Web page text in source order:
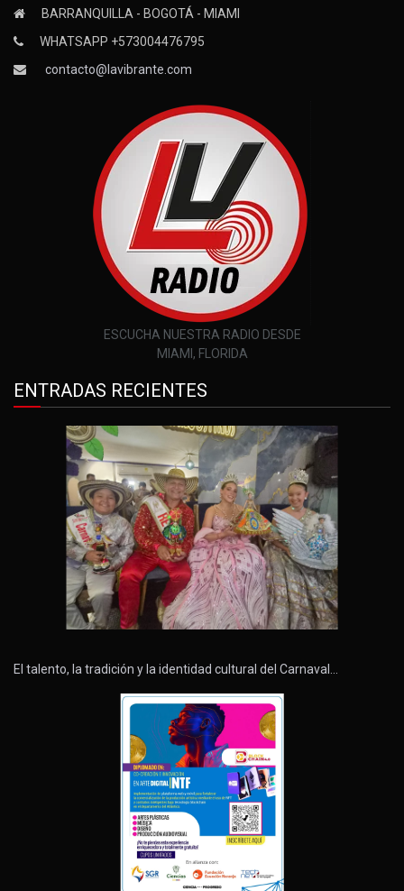
BARRANQUILLA - BOGOTÁ - MIAMI
WHATSAPP +573004476795
contacto@lavibrante.com
ESCUCHA NUESTRA RADIO DESDE
MIAMI, FLORIDA
ENTRADAS RECIENTES
El talento, la tradición y la identidad cultural del Carnaval…